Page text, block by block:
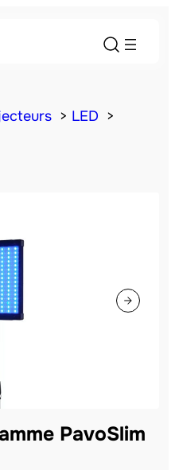
LED
PavoSlim